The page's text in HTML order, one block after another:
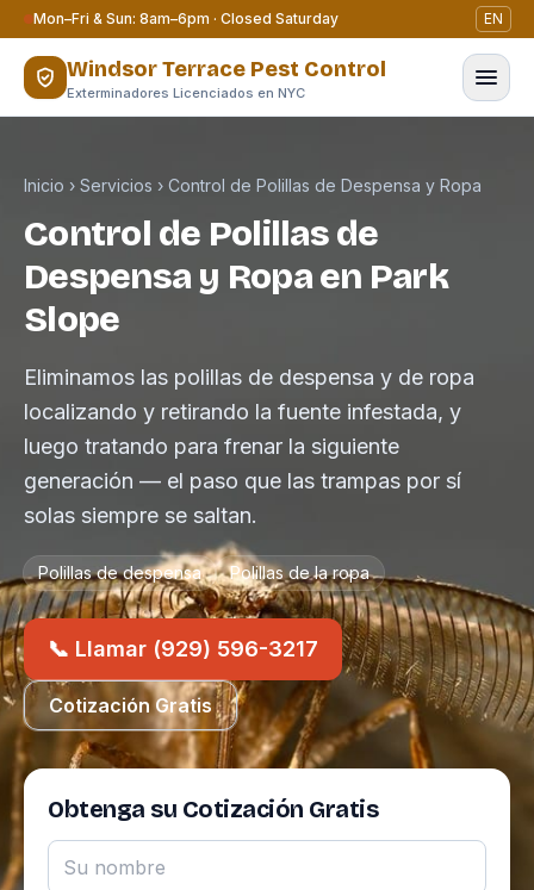
Saltar al contenido
Mon–Fri & Sun: 8am–6pm · Closed Saturday EN
Windsor Terrace Pest Control
Exterminadores Licenciados en NYC
Inicio › Servicios › Control de Polillas de Despensa y Ropa
Control de Polillas de
Despensa y Ropa en Park
Slope
Eliminamos las polillas de despensa y de ropa
localizando y retirando la fuente infestada, y
luego tratando para frenar la siguiente
generación — el paso que las trampas por sí
solas siempre se saltan.
Polillas de despensa Polillas de la ropa
📞 Llamar (929) 596-3217
Cotización Gratis
Obtenga su Cotización Gratis